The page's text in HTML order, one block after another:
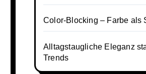
Color-Blocking – Farbe als
Alltagstaugliche Eleganz
Trends